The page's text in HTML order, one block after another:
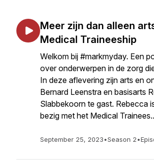
Meer zijn dan alleen
Medical Traineeship
Welkom bij #markmyday. Een
over onderwerpen in de zorg
In deze aflevering zijn arts en
Bernard Leenstra en basisarts
Slabbekoorn te gast. Rebecca
bezig met het Medical
September 25, 2023•Season 2•